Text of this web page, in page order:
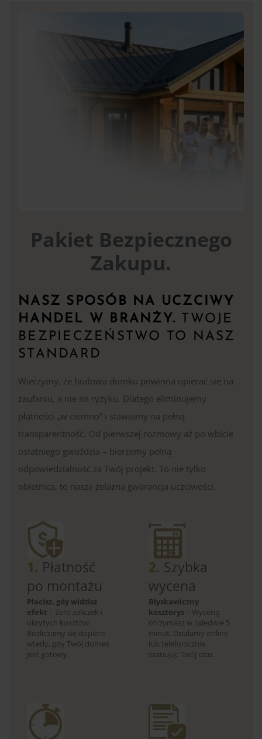
Pakiet Bezpiecznego
Zakupu.
NASZ SPOSÓB NA UCZCIWY
HANDEL W BRANŻY.
TWOJE
BEZPIECZEŃSTWO TO NASZ
STANDARD
Wierzymy, że budowa domku powinna opierać się na
zaufaniu, a nie na ryzyku. Dlatego eliminujemy
płatności „w ciemno” i stawiamy na pełną
transparentność. Od pierwszej rozmowy aż po wbicie
ostatniego gwoździa – bierzemy pełną
odpowiedzialność za Twój projekt. To nie tylko
obietnica, to nasza żelazna gwarancja uczciwości.
1. Płatność
po montażu
Płacisz, gdy widzisz
efekt – Zero zaliczek i
ukrytych kosztów.
Rozliczamy się dopiero
wtedy, gdy Twój domek
jest gotowy.
2. Szybka
wycena
Błyskawiczny
kosztorys – Wycenę
otrzymasz w zaledwie 5
minut. Działamy online
lub telefonicznie,
szanując Twój czas.